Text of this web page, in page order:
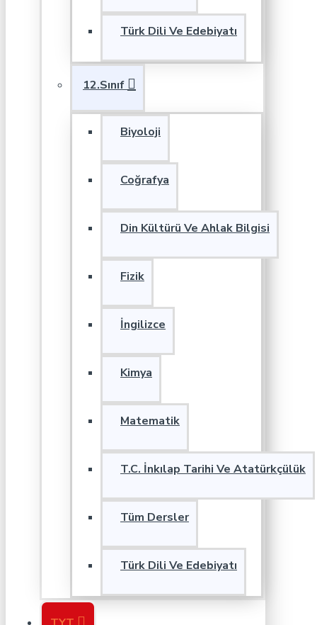
Türk Dili Ve Edebiyatı
12.Sınıf
Biyoloji
Coğrafya
Din Kültürü Ve Ahlak Bilgisi
Fizik
İngilizce
Kimya
Matematik
T.C. İnkılap Tarihi Ve Atatürkçülük
Tüm Dersler
Türk Dili Ve Edebiyatı